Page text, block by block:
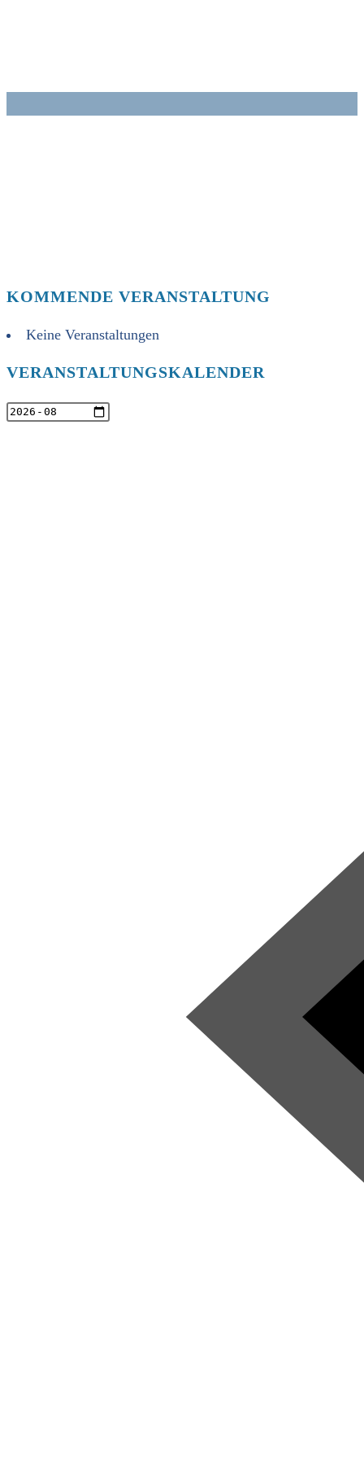
KOMMENDE VERANSTALTUNG
Keine Veranstaltungen
VERANSTALTUNGSKALENDER